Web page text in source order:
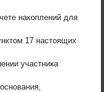
накоплений для
17 настоящих
участника